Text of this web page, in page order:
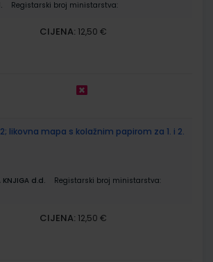
Registarski broj ministarstva:
CIJENA: 12,50 €
i 2; likovna mapa s kolažnim papirom za 1. i 2.
KNJIGA d.d.
Registarski broj ministarstva:
CIJENA: 12,50 €